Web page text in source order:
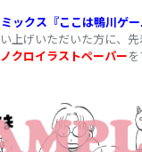
ックス 『ここは鴨川ゲ
上げいただいた方に、先
クロイラストペーパー